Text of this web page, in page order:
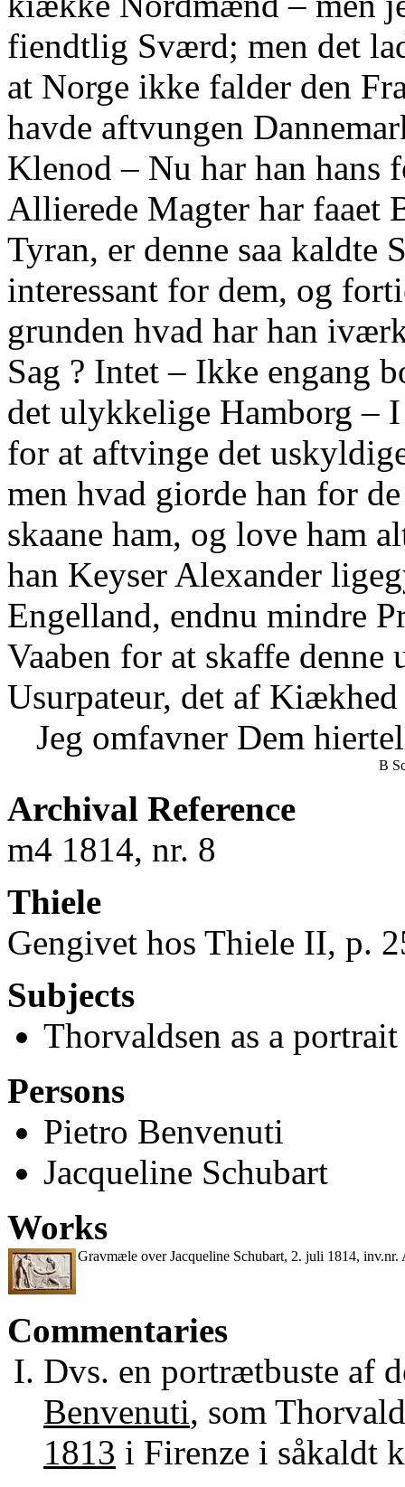
fiendtlig Sværd; men det
at Norge ikke falder den
havde aftvungen
Klenod – Nu har han hans
Allierede Magter har faaet
Tyran, er denne saa kaldte
interessant for dem, og
grunden hvad har han
Sag ? Intet – Ikke engang
det ulykkelige Hamborg –
for at aftvinge det
men hvad giorde han for
skaane ham, og love ham
han Keyser Alexander
Engelland, endnu mindre
Vaaben for at skaffe
Usurpateur, det af
Jeg omfavner Dem
B
Archival Reference
m4 1814, nr. 8
Thiele
Gengivet hos Thiele II, p.
Subjects
Thorvaldsen as a
Persons
Pietro Benvenuti
Jacqueline Schubart
Works
Gravmæle over Jacqueline Schubart, 2. juli 1814, inv.nr.
Commentaries
Dvs. en portrætbuste af
Benvenuti, som
1813 i Firenze i såkaldt